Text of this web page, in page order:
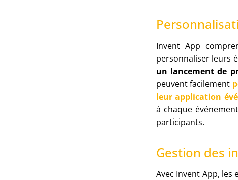
Invent App
personnaliser leurs
un lancement de
peuvent facilement
leur application
à chaque
participants.
Gestion des
Avec Invent App,